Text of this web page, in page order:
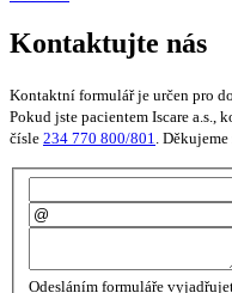
Kontaktujte nás
Kontaktní formulář je určen pro
Pokud jste pacientem Iscare a.s.,
čísle 234 770 800/801.
Odesláním formuláře